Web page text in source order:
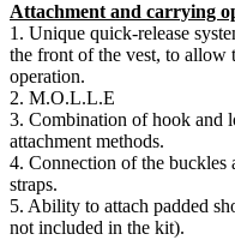
Attachment and carrying
1. Unique quick-release
the front of the vest, to allow
operation.
2. M.O.L.L.E
3. Combination of hook and
attachment methods.
4. Connection of the buckles
straps.
5. Ability to attach padded
not included in the kit).